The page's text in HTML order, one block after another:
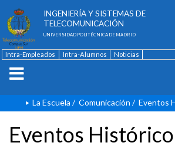
INGENIERÍA Y SISTEMAS DE
TELECOMUNICACIÓN
UNIVERSIDAD POLITÉCNICA DE MADRID
Intra-Empleados Intra-Alumnos
Noticias
La Escuela / Comunicación / Eventos
Eventos